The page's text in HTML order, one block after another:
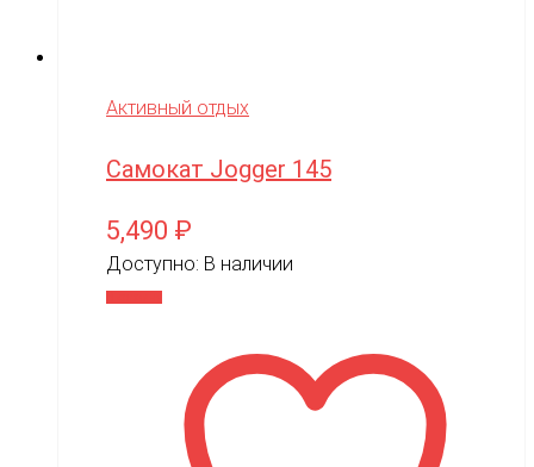
Активный отдых
Самокат Jogger 145
5,490 ₽
Доступно: В наличии